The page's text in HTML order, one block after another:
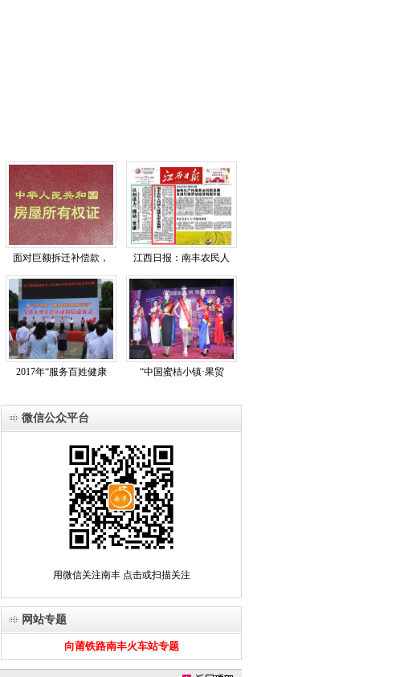
面对巨额拆迁补偿款， 江西日报：南丰农民人
2017年“服务百姓健康 “中国蜜桔小镇·果贸
微信公众平台
用微信关注南丰 点击或扫描关注
网站专题
向莆铁路南丰火车站专题